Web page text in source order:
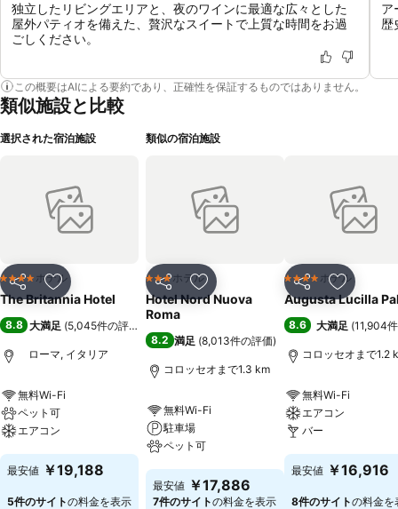
独立したリビングエリアと、夜のワインに最適な広々とした
屋外パティオを備えた、贅沢なスイートで上質な時間をお過
ごしください。
ア
歴
この概要はAIによる要約であり、正確性を保証するものではありません。
類似施設と比較
選択された宿泊施設
シェア お気に入りに追加
4 ホテルのランク
ホテル
The Britannia Hotel
8.8 大満足 (5,045件の評価
ローマ, イタリア
無料Wi-Fi
ペット可
エアコン
料金を表示
最安値 ￥19,188
5件のサイトの料金を表示
類似の宿泊施設
シェア お気に入りに追加
3 ホテルのランク
ホテル
Hotel Nord Nuova
Roma
8.2 満足 (8,013件の評価)
コロッセオまで1.3 km
無料Wi-Fi
駐車場
ペット可
料金を表示
最安値 ￥17,886
7件のサイトの料金を表示
シェア お気に入
4 ホテルのランク
ホテル
Augusta Lucilla
8.6 大満足 (11,904
コロッセオまで1.2
無料Wi-Fi
エアコン
バー
料金を表示
最安値 ￥16,916
8件のサイトの料金を